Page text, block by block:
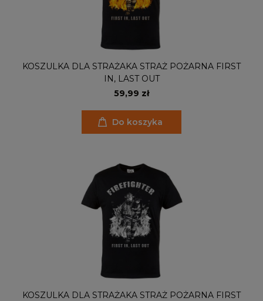
KOSZULKA DLA STRAŻAKA STRAŻ POŻARNA FIRST
IN, LAST OUT
59,99 zł
Do koszyka
KOSZULKA DLA STRAŻAKA STRAŻ POŻARNA FIRST